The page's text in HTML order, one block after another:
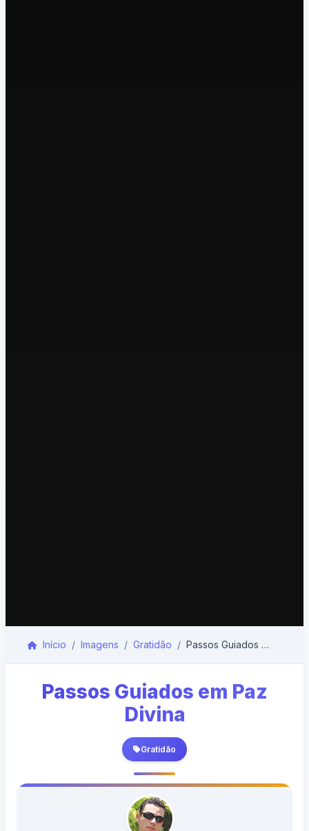
Início Imagens Gratidão Passos Guiados em Paz Divina
Passos Guiados em Paz
Divina
Gratidão